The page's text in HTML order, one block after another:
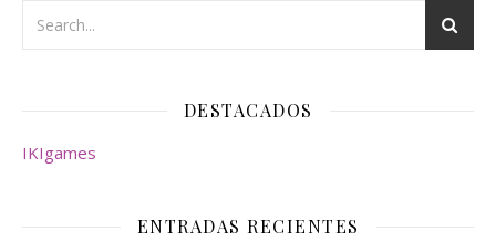
DESTACADOS
IKIgames
ENTRADAS RECIENTES